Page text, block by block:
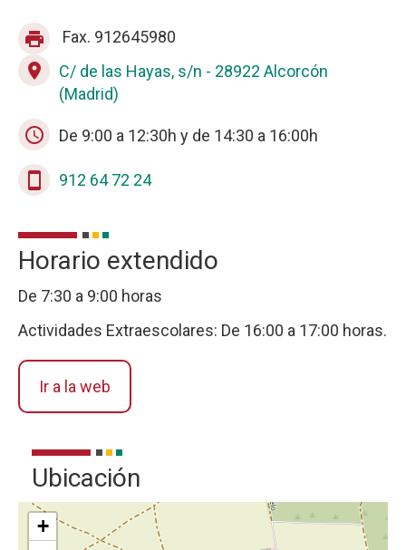
print Fax. 912645980
place
C/ de las Hayas, s/n - 28922 Alcorcón
(Madrid)
schedule De 9:00 a 12:30h y de 14:30 a 16:00h
stay_current_portrait 912 64 72 24
Horario extendido
De 7:30 a 9:00 horas
Actividades Extraescolares: De 16:00 a 17:00 horas.
Ir a la web
Ubicación
+